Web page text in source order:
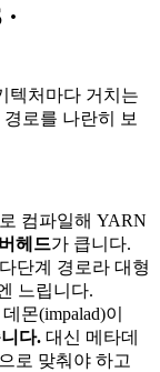
텍처마다 거치는
로를 나란히 보
컴파일해 YARN
헤드가 큽니다.
단계 경로라 대형
느립니다.
몬(impalad)이
다. 대신 메타데
로 맞춰야 하고